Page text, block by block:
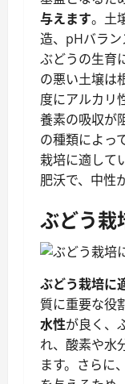
与えます。土
造、pHバラン
ぶどうの生育
の悪い土壌は
度にアルカリ
養素の吸収が
の種類によっ
栽培に適して
肥沃で、中性
ぶどう栽
ぶどう栽培に
質に重要な役
水性が良く、
れ、酸素や水
ます。さらに、